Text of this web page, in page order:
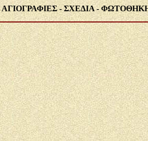
ΑΓΙΟΓΡΑΦΙΕΣ - ΣΧΕΔΙΑ -